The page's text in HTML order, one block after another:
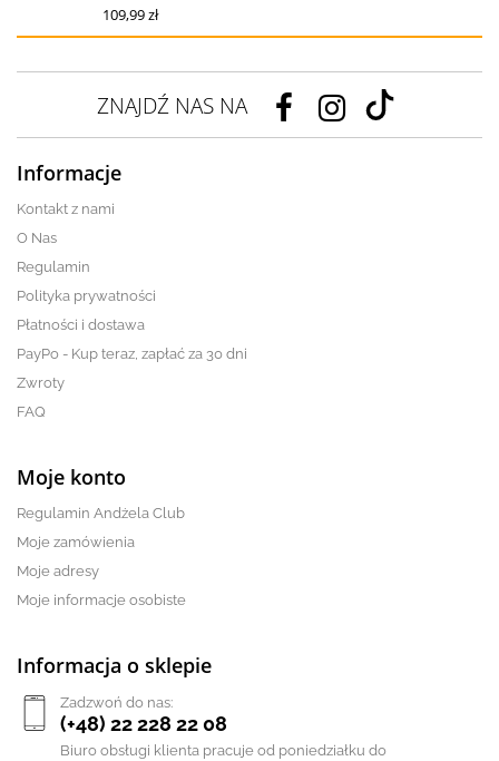
109,99 zł
ZNAJDŹ NAS NA
Informacje
Kontakt z nami
O Nas
Regulamin
Polityka prywatności
Płatności i dostawa
PayPo - Kup teraz, zapłać za 30 dni
Zwroty
FAQ
Moje konto
Regulamin Andżela Club
Moje zamówienia
Moje adresy
Moje informacje osobiste
Informacja o sklepie
Zadzwoń do nas:
(+48) 22 228 22 08
Biuro obsługi klienta pracuje od poniedziałku do